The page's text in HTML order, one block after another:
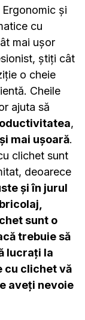
și
cu
mai ușor
știți cât
o cheie
Cheile
ajuta să
,
mai ușoară.
clichet sunt
deoarece
și în jurul
bricolaj,
sunt o
trebuie să
lucrați la
cu clichet vă
aveți nevoie